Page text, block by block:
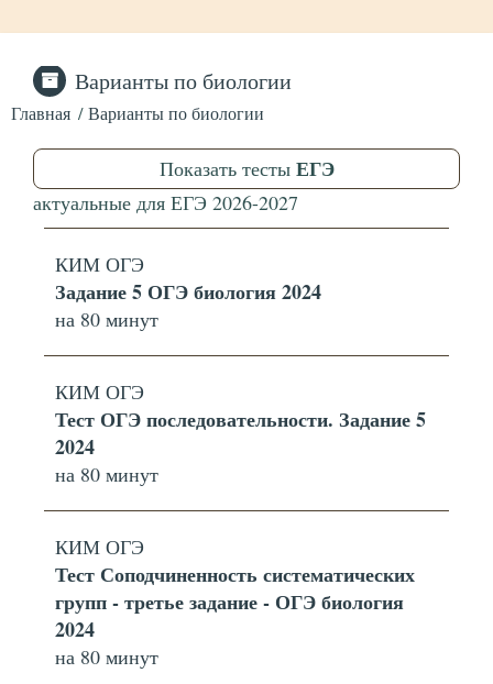
Варианты по биологии
Главная Варианты по биологии
Показать тесты ЕГЭ
актуальные для ЕГЭ 2026-2027
КИМ ОГЭ
Задание 5 ОГЭ биология 2024
на 80 минут
КИМ ОГЭ
Тест ОГЭ последовательности. Задание 5
2024
на 80 минут
КИМ ОГЭ
Тест Соподчиненность систематических
групп - третье задание - ОГЭ биология
2024
на 80 минут